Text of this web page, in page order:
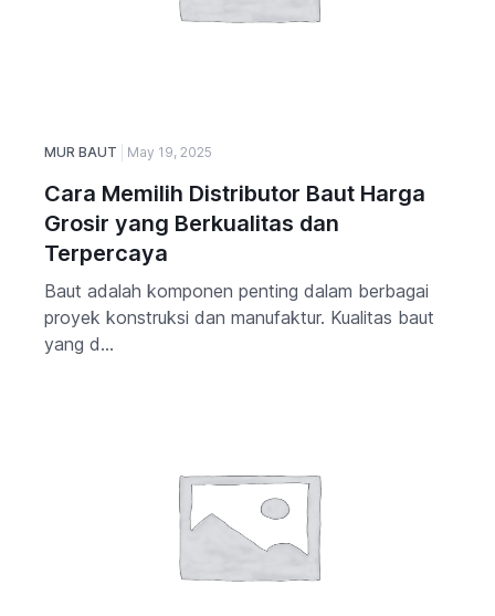
MUR BAUT May 19, 2025
Cara Memilih Distributor Baut Harga
Grosir yang Berkualitas dan
Terpercaya
Baut adalah komponen penting dalam berbagai
proyek konstruksi dan manufaktur. Kualitas baut
yang d...